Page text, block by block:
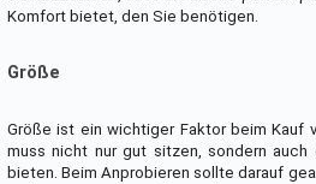
Komfort bietet, den Sie benötigen.
Größe
Größe ist ein wichtiger Faktor beim Kauf
muss nicht nur gut sitzen, sondern auch
bieten. Beim Anprobieren sollte darauf